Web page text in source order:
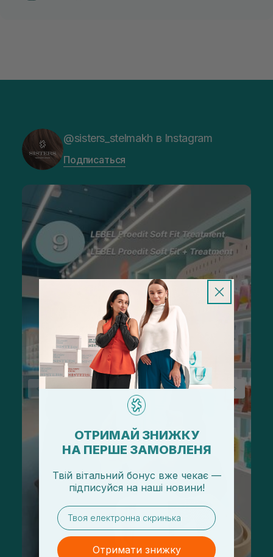
@sisters_stelmakh в Instagram
Подписаться
ОТРИМАЙ ЗНИЖКУ
НА ПЕРШЕ ЗАМОВЛЕНЯ
Твій вітальний бонус вже чекає —
підписуйся на наші новини!
email
Отримати знижку